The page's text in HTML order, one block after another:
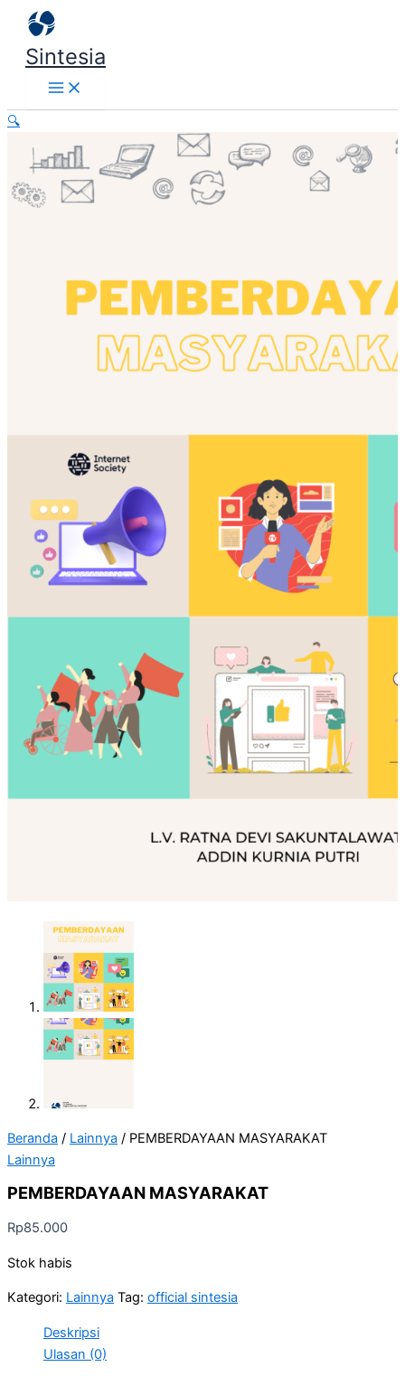
Lewati
konten
Sintesia
🔍
Beranda / Lainnya / PEMBERDAYAAN MASYARAKAT
Lainnya
PEMBERDAYAAN MASYARAKAT
Rp85.000
Stok habis
Kategori: Lainnya Tag: official sintesia
Deskripsi
Ulasan (0)